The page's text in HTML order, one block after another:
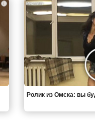
i
Ролик из Омска: вы